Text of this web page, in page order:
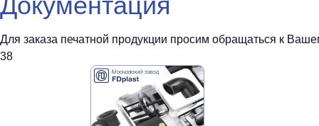
Для заказа печатной продукции просим обращаться к
38